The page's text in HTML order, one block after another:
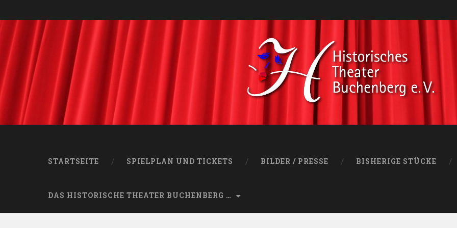
STARTSEITE SPIELPLAN UND TICKETS BILDER / PRESSE BISHERIGE STÜCKE
DAS HISTORISCHE THEATER BUCHENBERG …